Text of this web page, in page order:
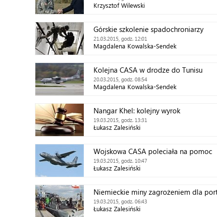
Krzysztof Wilewski
Górskie szkolenie spadochroniarzy
21.03.2015, godz. 12:01
Magdalena Kowalska-Sendek
Kolejna CASA w drodze do Tunisu
20.03.2015, godz. 08:54
Magdalena Kowalska-Sendek
Nangar Khel: kolejny wyrok
19.03.2015, godz. 13:31
Łukasz Zalesiński
Wojskowa CASA poleciała na pomoc
19.03.2015, godz. 10:47
Łukasz Zalesiński
Niemieckie miny zagrożeniem dla
19.03.2015, godz. 06:43
Łukasz Zalesiński